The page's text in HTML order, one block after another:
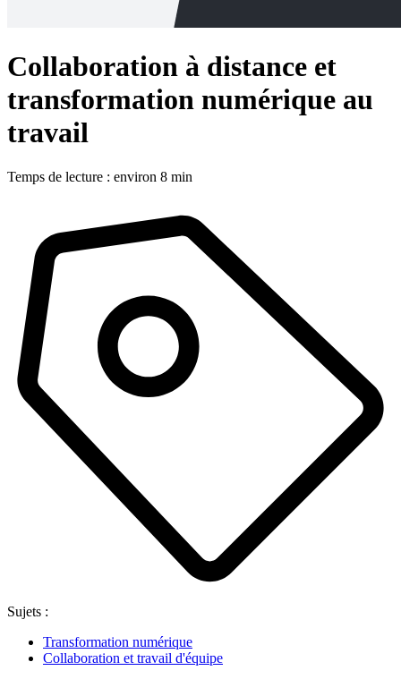
Collaboration à distance et
transformation numérique au
travail
Temps de lecture : environ 8 min
Sujets :
Transformation numérique
Collaboration et travail d'équipe